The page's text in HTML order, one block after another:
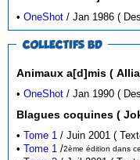
•OneShot / Jan
COLLECTIFS BD
Animaux a[d]mis (
•OneShot / Jan
Blagues coquines (
•Tome 1
/ Juin
•Tome 1 /2ème édition dans